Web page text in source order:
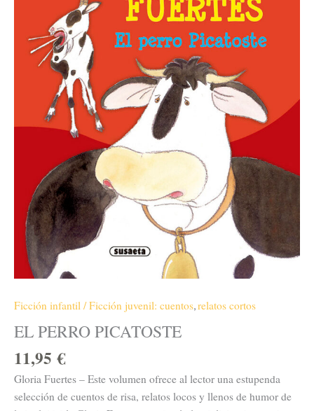
Ficción infantil / Ficción juvenil: cuentos,relatos cortos
EL PERRO PICATOSTE
11,95€
Gloria Fuertes – Este volumen ofrece al lector una estupenda
selección de cuentos de risa, relatos locos y llenos de humor de